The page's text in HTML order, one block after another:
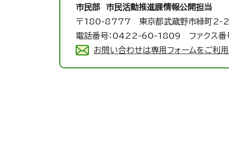
市民部 市民活動推進課情報公開担当
〒180-8777 東京都武蔵野市緑町2-
電話番号：0422-60-1809 ファクス
お問い合わせは専用フォームをご利用